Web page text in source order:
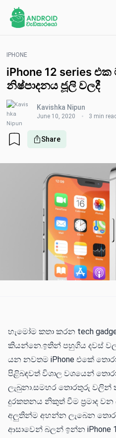
IPHONE
iPhone 12 series
නිෂ්පාදනය ජූලි වලදී
Kavishka Nipun
June 10, 2020 3 min read
Share
හැමෝම කතා කරන tech
කියන්නෙ.ඉතින් පහුගිය දවස්
යන නවතම iPhone එකේ
පිළිබඳවත් විශාල වශයෙන්
ලැබුනා.සමහර තොරතුරු වලින්
දුරකතනය නිකුත් වීම ප්‍රමාද
අලුතින්ම අහන්න ලැබෙන
ආසාවෙන් බලන් ඉන්න iPhone